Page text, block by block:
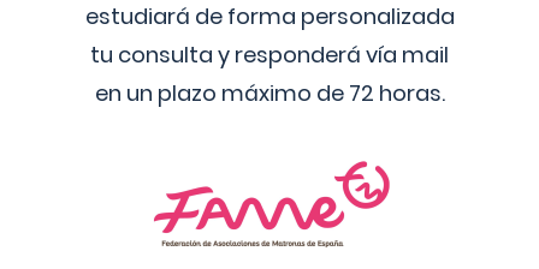
estudiará de forma personalizada
tu consulta y responderá vía mail
en un plazo máximo de 72 horas.